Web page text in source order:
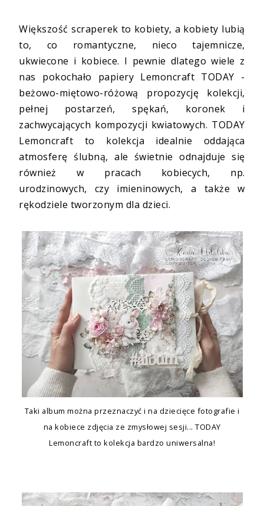
Większość scraperek to kobiety, a kobiety lubią
to, co romantyczne, nieco tajemnicze,
ukwiecone i kobiece. I pewnie dlatego wiele z
nas pokochało papiery Lemoncraft TODAY -
beżowo-miętowo-różową propozycję kolekcji,
pełnej postarzeń, spękań, koronek i
zachwycających kompozycji kwiatowych. TODAY
Lemoncraft to kolekcja idealnie oddająca
atmosferę ślubną, ale świetnie odnajduje się
również w pracach kobiecych, np.
urodzinowych, czy imieninowych, a także w
rękodziele tworzonym dla dzieci.
Taki album można przeznaczyć i na dziecięce fotografie i
na kobiece zdjęcia ze zmysłowej sesji... TODAY
Lemoncraft to kolekcja bardzo uniwersalna!